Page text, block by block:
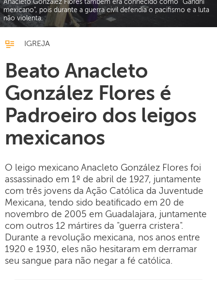
Anacleto González Flores também era conhecido como "Gandhi
mexicano", pois durante a guerra civil defendia o pacifismo e a luta
não violenta.
IGREJA
Beato Anacleto
González Flores é
Padroeiro dos leigos
mexicanos
O leigo mexicano Anacleto González Flores foi
assassinado em 1º de abril de 1927, juntamente
com três jovens da Ação Católica da Juventude
Mexicana, tendo sido beatificado em 20 de
novembro de 2005 em Guadalajara, juntamente
com outros 12 mártires da "guerra cristera".
Durante a revolução mexicana, nos anos entre
1920 e 1930, eles não hesitaram em derramar
seu sangue para não negar a fé católica.